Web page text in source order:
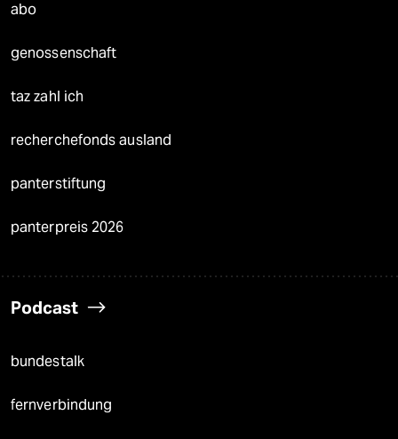
abo
genossenschaft
taz zahl ich
recherchefonds ausland
panterstiftung
panterpreis 2026
Podcast
bundestalk
fernverbindung